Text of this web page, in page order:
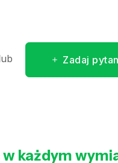
Zadaj
każdym